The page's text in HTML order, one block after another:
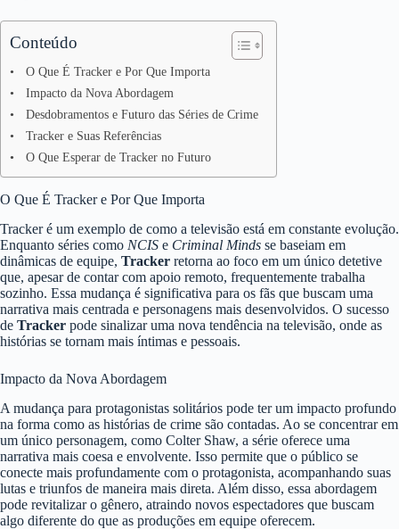
Conteúdo
O Que É Tracker e Por Que Importa
Impacto da Nova Abordagem
Desdobramentos e Futuro das Séries de Crime
Tracker e Suas Referências
O Que Esperar de Tracker no Futuro
O Que É Tracker e Por Que Importa
Tracker é um exemplo de como a televisão está em constante evolução.
Enquanto séries como NCIS e Criminal Minds se baseiam em
dinâmicas de equipe, Tracker retorna ao foco em um único detetive
que, apesar de contar com apoio remoto, frequentemente trabalha
sozinho. Essa mudança é significativa para os fãs que buscam uma
narrativa mais centrada e personagens mais desenvolvidos. O sucesso
de Tracker pode sinalizar uma nova tendência na televisão, onde as
histórias se tornam mais íntimas e pessoais.
Impacto da Nova Abordagem
A mudança para protagonistas solitários pode ter um impacto profundo
na forma como as histórias de crime são contadas. Ao se concentrar em
um único personagem, como Colter Shaw, a série oferece uma
narrativa mais coesa e envolvente. Isso permite que o público se
conecte mais profundamente com o protagonista, acompanhando suas
lutas e triunfos de maneira mais direta. Além disso, essa abordagem
pode revitalizar o gênero, atraindo novos espectadores que buscam
algo diferente do que as produções em equipe oferecem.